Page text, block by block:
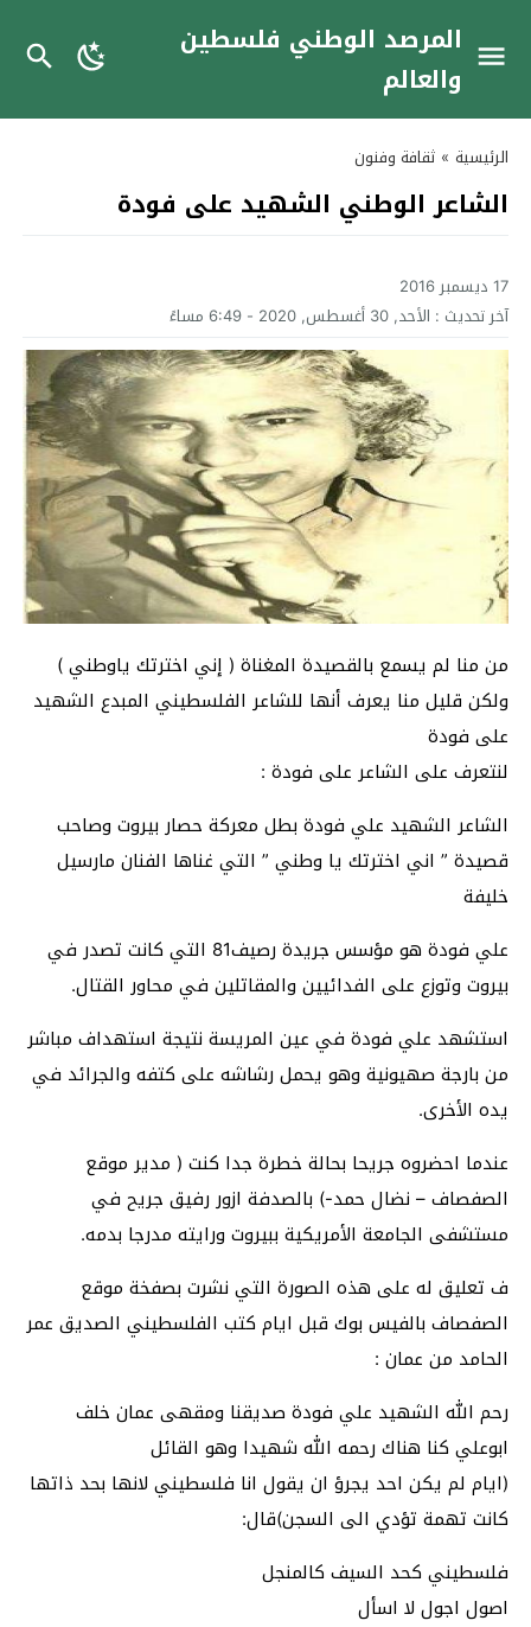
المرصد الوطني فلسطين
والعالم
الرئيسية » ثقافة وفنون
الشاعر الوطني الشهيد على فودة
17 ديسمبر 2016
آخر تحديث : الأحد, 30 أغسطس, 2020 - 6:49 مساءً
من منا لم يسمع بالقصيدة المغناة ( إني اخترتك ياوطني )
ولكن قليل منا يعرف أنها للشاعر الفلسطيني المبدع الشهيد
على فودة
لنتعرف على الشاعر على فودة :
الشاعر الشهيد علي فودة بطل معركة حصار بيروت وصاحب
قصيدة ” اني اخترتك يا وطني ” التي غناها الفنان مارسيل
خليفة
علي فودة هو مؤسس جريدة رصيف81 التي كانت تصدر في
بيروت وتوزع على الفدائيين والمقاتلين في محاور القتال.
استشهد علي فودة في عين المريسة نتيجة استهداف مباشر
من بارجة صهيونية وهو يحمل رشاشه على كتفه والجرائد في
يده الأخرى.
عندما احضروه جريحا بحالة خطرة جدا كنت ( مدير موقع
الصفصاف – نضال حمد-) بالصدفة ازور رفيق جريح في
مستشفى الجامعة الأمريكية ببيروت ورايته مدرجا بدمه.
ف تعليق له على هذه الصورة التي نشرت بصفخة موقع
الصفصاف بالفيس بوك قبل ايام كتب الفلسطيني الصديق عمر
الحامد من عمان :
رحم الله الشهيد علي فودة صديقنا ومقهى عمان خلف
ابوعلي كنا هناك رحمه الله شهيدا وهو القائل
(ايام لم يكن احد يجرؤ ان يقول انا فلسطيني لانها بحد ذاتها
كانت تهمة تؤدي الى السجن)قال:
فلسطيني كحد السيف كالمنجل
اصول اجول لا اسأل